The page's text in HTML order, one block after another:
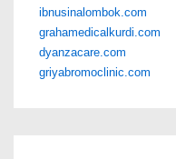
ibnusinalombok.com
grahamedicalkurdi.com
dyanzacare.com
griyabromoclinic.com